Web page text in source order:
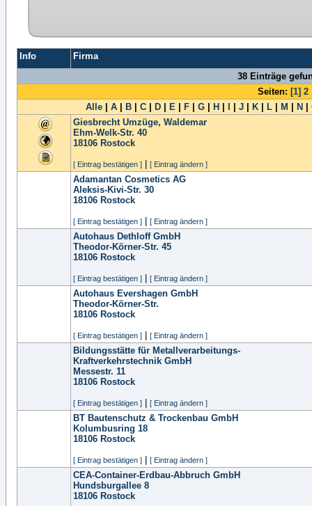
Info
Firma
38 Einträge
Seiten: [1] 2
Alle
A B C D E F G H J K L M N
Giesbrecht Umzüge, Waldemar
Ehm-Welk-Str. 40
18106 Rostock
[ Eintrag bestätigen ] [ Eintrag ändern ]
Adamantan Cosmetics AG
Aleksis-Kivi-Str. 30
18106 Rostock
[ Eintrag bestätigen ] [ Eintrag ändern ]
Autohaus Dethloff GmbH
Theodor-Körner-Str. 45
18106 Rostock
[ Eintrag bestätigen ] [ Eintrag ändern ]
Autohaus Evershagen GmbH
Theodor-Körner-Str.
18106 Rostock
[ Eintrag bestätigen ] [ Eintrag ändern ]
Bildungsstätte für Metallverarbeitungs-
Kraftverkehrstechnik GmbH
Messestr. 11
18106 Rostock
[ Eintrag bestätigen ] [ Eintrag ändern ]
BT Bautenschutz & Trockenbau GmbH
Kolumbusring 18
18106 Rostock
[ Eintrag bestätigen ] [ Eintrag ändern ]
CEA-Container-Erdbau-Abbruch GmbH
Hundsburgallee 8
18106 Rostock